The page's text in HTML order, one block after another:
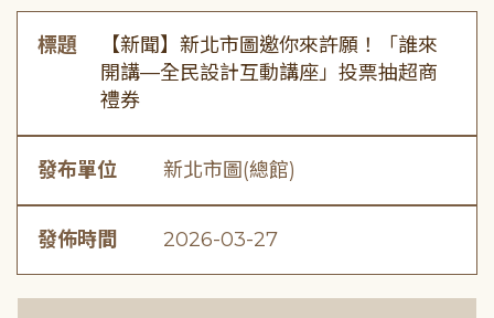
標題
【新聞】新北市圖邀你來許願！「誰來
開講—全民設計互動講座」投票抽超商
禮券
發布單位 新北市圖(總館)
發佈時間 2026-03-27